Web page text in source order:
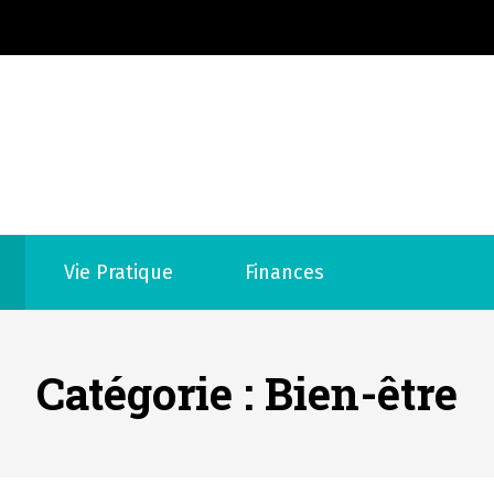
Vie Pratique Finances
Catégorie : Bien-être